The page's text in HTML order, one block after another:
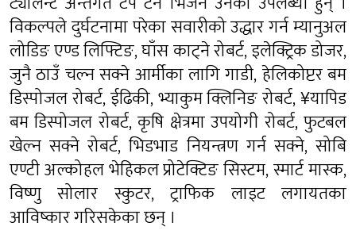
विकल्पले दुर्घटनामा परेका सवारीको उद्धार गर्न म्यानुअल
लोडिङ एण्ड लिफ्टिङ, घाँस काट्ने रोबर्ट, इलेक्ट्रिक डोजर,
जुनै ठाउँ चल्न सक्ने आर्मीका लागि गाडी, हेलिकोप्टर बम
डिस्पोजल रोबर्ट, ईढिकी, भ्याकुम क्लिनिङ रोबर्ट, ¥यापिड
बम डिस्पोजल रोबर्ट, कृषि क्षेत्रमा उपयोगी रोबर्ट, फुटबल
खेल्न सक्ने रोबर्ट, भिडभाड नियन्त्रण गर्न सक्ने, सोबि
एण्टी अल्कोहल भेहिकल प्रोटेक्टिङ सिस्टम, स्मार्ट मास्क,
विष्णु सोलार स्कुटर, ट्राफिक लाइट लगायतका
आविष्कार गरिसकेका छन् ।